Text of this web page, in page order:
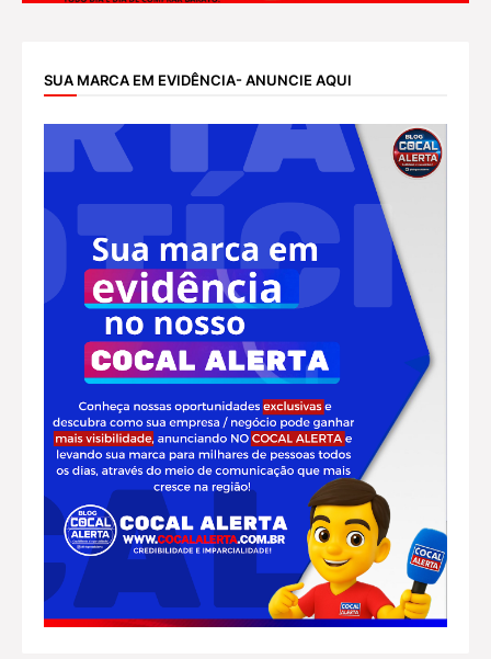
SUA MARCA EM EVIDÊNCIA- ANUNCIE AQUI